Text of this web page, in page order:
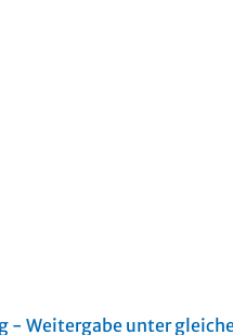
- Weitergabe unter